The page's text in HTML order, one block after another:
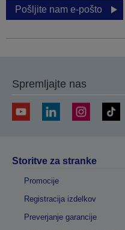
Pošljite nam e-pošto
Spremljajte nas
Storitve za stranke
Promocije
Registracija izdelkov
Preverjanje garancije